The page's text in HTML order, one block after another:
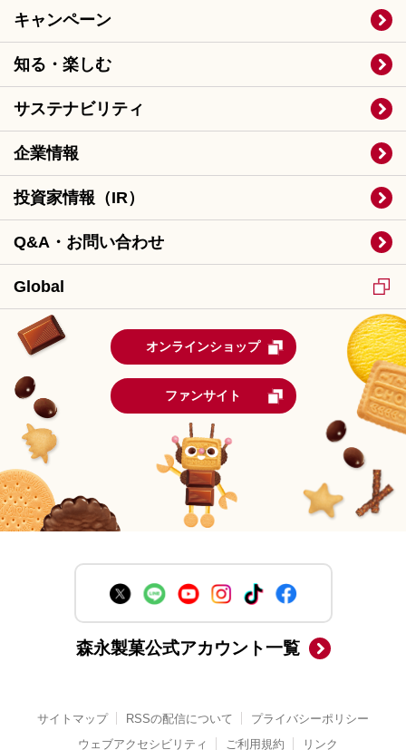
キャンペーン
知る・楽しむ
サステナビリティ
企業情報
投資家情報（IR）
Q&A・お問い合わせ
Global
オンラインショップ
ファンサイト
森永製菓公式アカウント一覧
サイトマップ RSSの配信について
プライバシーポリシー
ウェブアクセシビリティ
ご利用規約 リンク